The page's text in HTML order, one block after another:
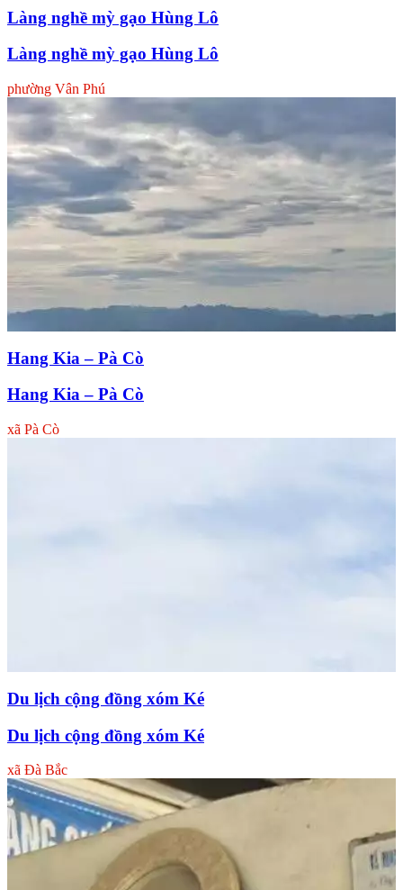
Làng nghề mỳ gạo Hùng Lô
Làng nghề mỳ gạo Hùng Lô
phường Vân Phú
Hang Kia – Pà Cò
Hang Kia – Pà Cò
xã Pà Cò
Du lịch cộng đồng xóm Ké
Du lịch cộng đồng xóm Ké
xã Đà Bắc